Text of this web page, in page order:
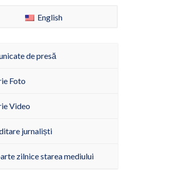
English
de presă
Foto
Video
jurnaliști
zilnice starea mediului